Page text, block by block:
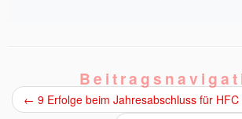
← 9 Erfolge beim Jahresabschluss für